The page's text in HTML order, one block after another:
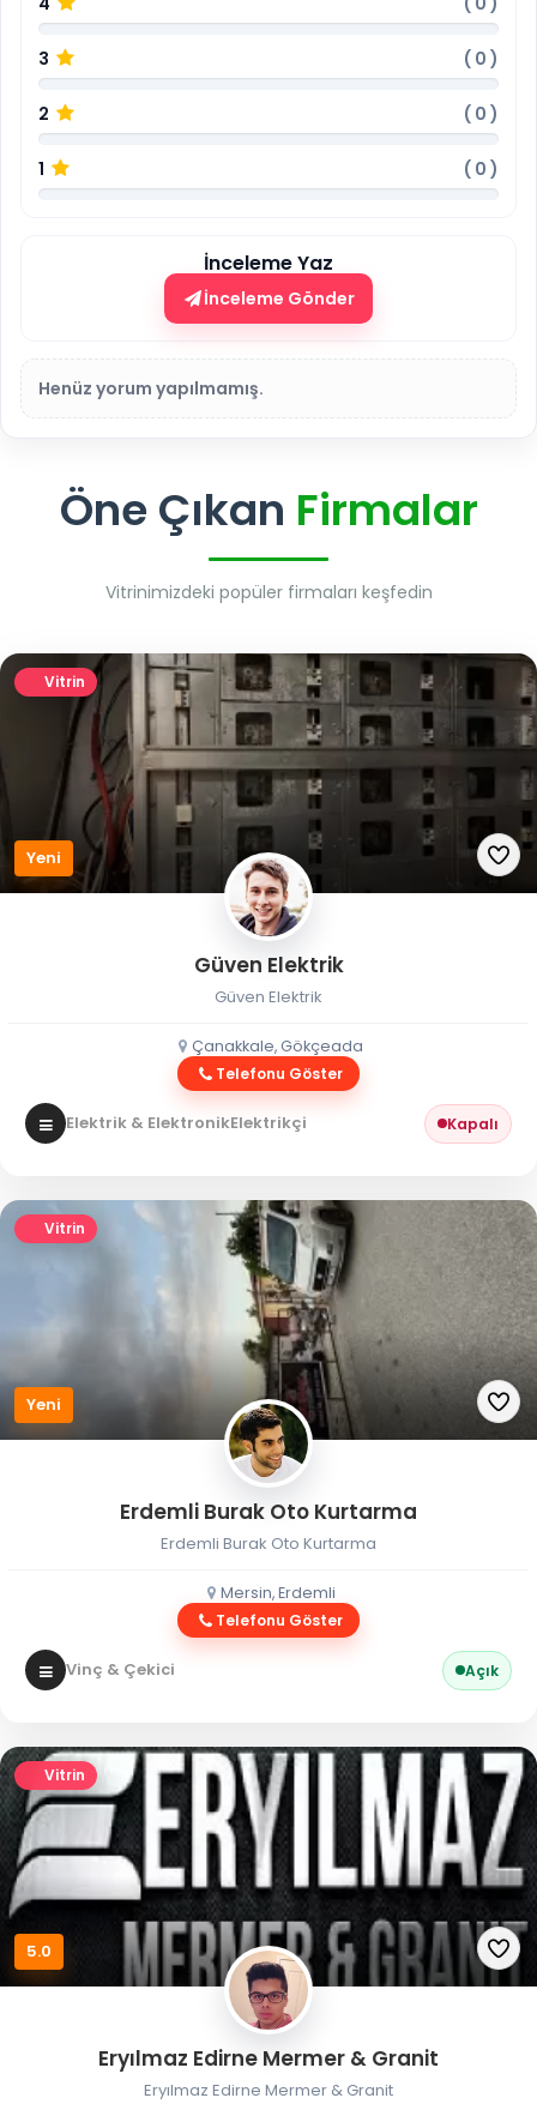
3 ( 0 )
2 ( 0 )
1 ( 0 )
İnceleme Yaz
İnceleme Gönder
Henüz yorum yapılmamış.
Öne Çıkan Firmalar
Vitrinimizdeki popüler firmaları keşfedin
Vitrin
Yeni
Güven Elektrik
Güven Elektrik
Çanakkale, Gökçeada
Telefonu Göster
Elektrik & ElektronikElektrikçi Kapalı
Vitrin
Yeni
Erdemli Burak Oto Kurtarma
Erdemli Burak Oto Kurtarma
Mersin, Erdemli
Telefonu Göster
Vinç & Çekici Açık
Vitrin
5.0
Eryılmaz Edirne Mermer & Granit
Eryılmaz Edirne Mermer & Granit